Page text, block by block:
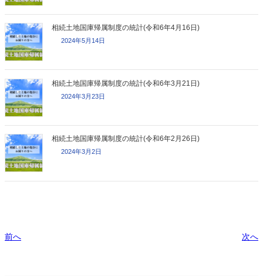
相続土地国庫帰属制度の統計(令和6年4月16日)
2024年5月14日
相続土地国庫帰属制度の統計(令和6年3月21日)
2024年3月23日
相続土地国庫帰属制度の統計(令和6年2月26日)
2024年3月2日
前へ 次へ